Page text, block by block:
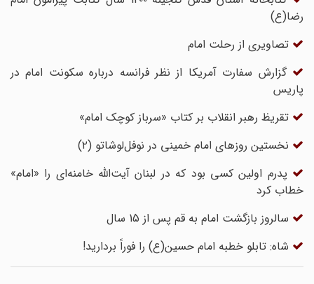
رضا(ع)
تصاویری از رحلت امام
گزارش سفارت آمریکا از نظر فرانسه درباره سکونت امام در
پاریس
تقریظ رهبر انقلاب بر کتاب «سرباز کوچک امام»
نخستین روزهای امام خمینی در نوفل‌لوشاتو (۲)
پدرم اولین کسی بود که در لبنان آیت‌الله خامنه‌ای را «امام»
خطاب کرد
سالروز بازگشت امام به قم پس از 15 سال
شاه: تابلو خطبه امام حسین(ع) را فوراً بردارید!